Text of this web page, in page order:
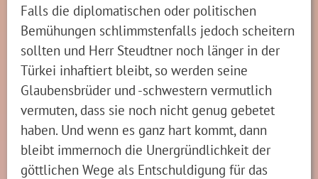
Falls die diplomatischen oder politischen
Bemühungen schlimmstenfalls jedoch scheitern
sollten und Herr Steudtner noch länger in der
Türkei inhaftiert bleibt, so werden seine
Glaubensbrüder und -schwestern vermutlich
vermuten, dass sie noch nicht genug gebetet
haben. Und wenn es ganz hart kommt, dann
bleibt immernoch die Unergründlichkeit der
göttlichen Wege als Entschuldigung für das